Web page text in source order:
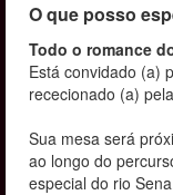
O que posso
Todo o romance
Está convidado (a)
rececionado (a)
Sua mesa será
ao longo do
especial do rio